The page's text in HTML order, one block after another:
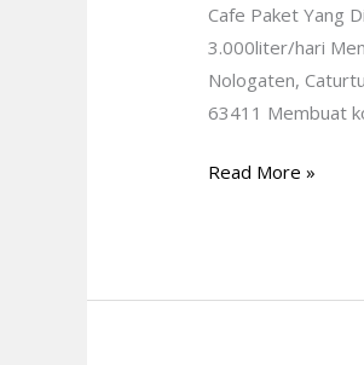
Cafe Paket Yang
3.000liter/hari
Nologaten,
63411 Membuat
Read More »